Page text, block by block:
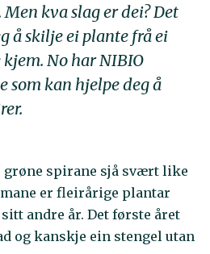
kva slag er dei? Det
å skilje ei plante frå ei
No har NIBIO
som kan hjelpe deg å
grøne spirane sjå svært like
er fleirårige plantar
andre år. Det første året
og kanskje ein stengel utan